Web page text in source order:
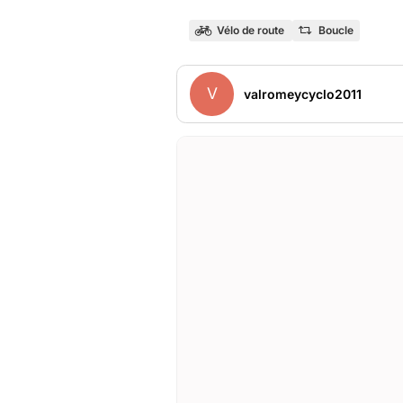
Vélo de route Boucle
V valromeycyclo2011